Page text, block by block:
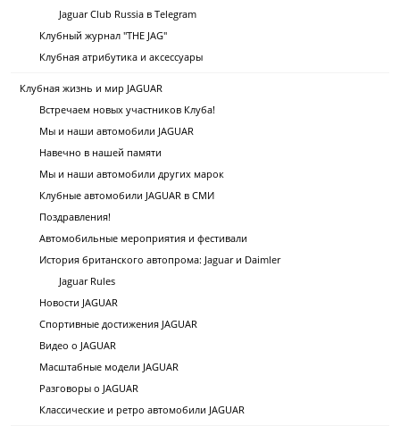
Jaguar Club Russia в Telegram
Клубный журнал "THE JAG"
Клубная атрибутика и аксессуары
Клубная жизнь и мир JAGUAR
Встречаем новых участников Клуба!
Мы и наши автомобили JAGUAR
Навечно в нашей памяти
Мы и наши автомобили других марок
Клубные автомобили JAGUAR в СМИ
Поздравления!
Автомобильные мероприятия и фестивали
История британского автопрома: Jaguar и Daimler
Jaguar Rules
Новости JAGUAR
Спортивные достижения JAGUAR
Видео о JAGUAR
Масштабные модели JAGUAR
Разговоры о JAGUAR
Классические и ретро автомобили JAGUAR